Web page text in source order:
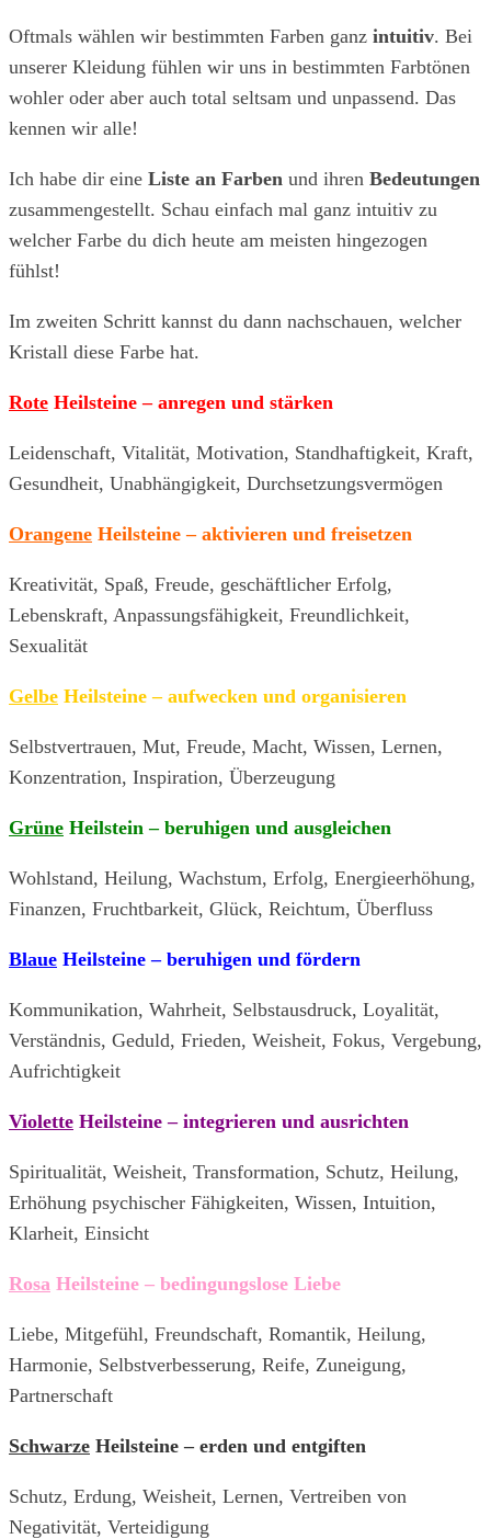
Oftmals wählen wir bestimmten Farben ganz intuitiv. Bei
unserer Kleidung fühlen wir uns in bestimmten Farbtönen
wohler oder aber auch total seltsam und unpassend. Das
kennen wir alle!
Ich habe dir eine Liste an Farben und ihren Bedeutungen
zusammengestellt. Schau einfach mal ganz intuitiv zu
welcher Farbe du dich heute am meisten hingezogen
fühlst!
Im zweiten Schritt kannst du dann nachschauen, welcher
Kristall diese Farbe hat.
Rote Heilsteine – anregen und stärken
Leidenschaft, Vitalität, Motivation, Standhaftigkeit, Kraft,
Gesundheit, Unabhängigkeit, Durchsetzungsvermögen
Orangene Heilsteine – aktivieren und freisetzen
Kreativität, Spaß, Freude, geschäftlicher Erfolg,
Lebenskraft, Anpassungsfähigkeit, Freundlichkeit,
Sexualität
Gelbe Heilsteine – aufwecken und organisieren
Selbstvertrauen, Mut, Freude, Macht, Wissen, Lernen,
Konzentration, Inspiration, Überzeugung
Grüne Heilstein – beruhigen und ausgleichen
Wohlstand, Heilung, Wachstum, Erfolg, Energieerhöhung,
Finanzen, Fruchtbarkeit, Glück, Reichtum, Überfluss
Blaue Heilsteine –beruhigen und fördern
Kommunikation, Wahrheit, Selbstausdruck, Loyalität,
Verständnis, Geduld, Frieden, Weisheit, Fokus, Vergebung,
Aufrichtigkeit
Violette Heilsteine – integrieren und ausrichten
Spiritualität, Weisheit, Transformation, Schutz, Heilung,
Erhöhung psychischer Fähigkeiten, Wissen, Intuition,
Klarheit, Einsicht
Rosa Heilsteine – bedingungslose Liebe
Liebe, Mitgefühl, Freundschaft, Romantik, Heilung,
Harmonie, Selbstverbesserung, Reife, Zuneigung,
Partnerschaft
Schwarze Heilsteine – erden und entgiften
Schutz, Erdung, Weisheit, Lernen, Vertreiben von
Negativität, Verteidigung